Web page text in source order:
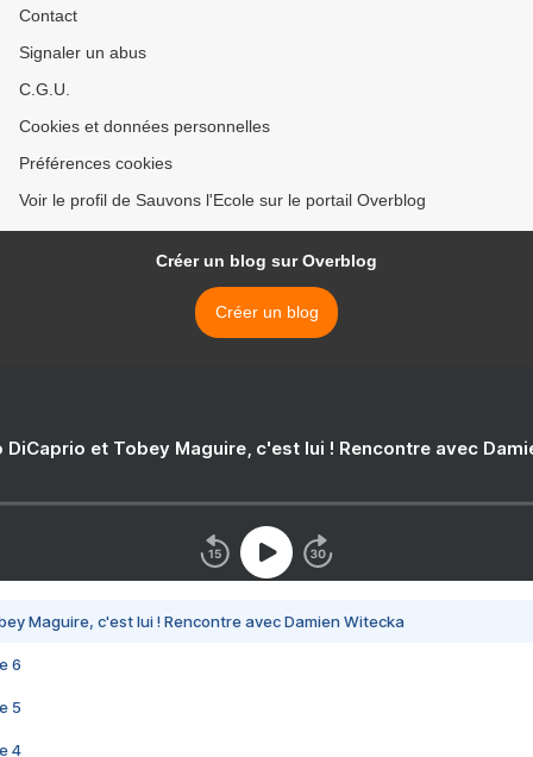
Contact
Signaler un abus
C.G.U.
Cookies et données personnelles
Préférences cookies
Voir le profil de Sauvons l'Ecole sur le portail Overblog
Créer un blog sur Overblog
Créer un blog
DiCaprio et Tobey Maguire, c'est lui ! Rencontre avec
Maguire, c'est lui ! Rencontre avec Damien Witecka
6
5
4